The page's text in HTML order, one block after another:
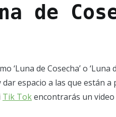
de
‘Luna de Cosecha’ o
espacio a las que están
Tik Tokencontrarás un